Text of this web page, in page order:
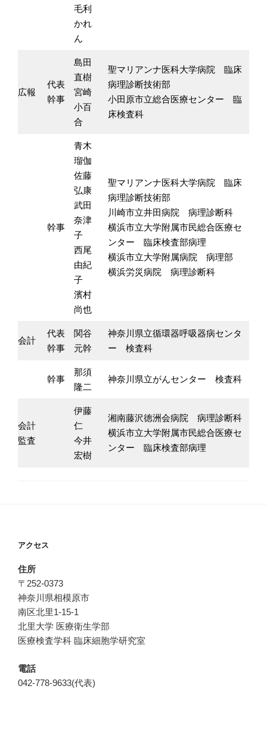
毛利
かれ
ん
広報
代表
幹事
島田
直樹
宮崎
小百
合
聖マリアンナ医科大学病院 臨床
病理診断技術部
小田原市立総合医療センター 臨
床検査科
幹事
青木
瑠伽
佐藤
弘康
武田
奈津
子
西尾
由紀
子
濱村
尚也
聖マリアンナ医科大学病院 臨床
病理診断技術部
川崎市立井田病院 病理診断科
横浜市立大学附属市民総合医療セ
ンター 臨床検査部病理
横浜市立大学附属病院 病理部
横浜労災病院 病理診断科
会計
代表
幹事
関谷
元幹
神奈川県立循環器呼吸器病センタ
ー 検査科
幹事
那須
隆二
神奈川県立がんセンター 検査科
会計
監査
伊藤
仁
今井
宏樹
湘南藤沢徳洲会病院 病理診断科
横浜市立大学附属市民総合医療セ
ンター 臨床検査部病理
アクセス
住所
〒252-0373
神奈川県相模原市
南区北里1-15-1
北里大学 医療衛生学部
医療検査学科 臨床細胞学研究室
電話
042-778-9633(代表)